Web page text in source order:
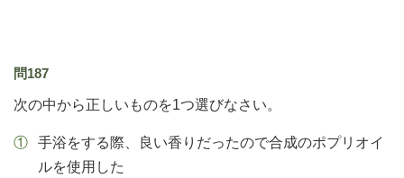
問187
次の中から正しいものを1つ選びなさい。
手浴をする際、良い香りだったので合成のポプリオイ
ルを使用した